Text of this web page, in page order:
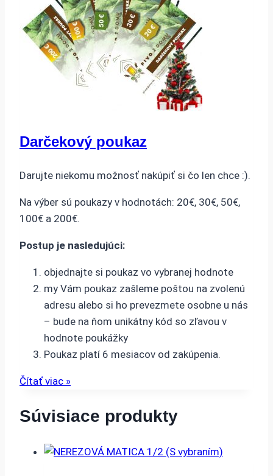
Darčekový poukaz
Darujte niekomu možnosť nakúpiť si čo len chce :).
Na výber sú poukazy v hodnotách: 20€, 30€, 50€,
100€ a 200€.
Postup je nasledujúci:
objednajte si poukaz vo vybranej hodnote
my Vám poukaz zašleme poštou na zvolenú
adresu alebo si ho prevezmete osobne u nás
– bude na ňom unikátny kód so zľavou v
hodnote poukážky
Poukaz platí 6 mesiacov od zakúpenia.
Čítať viac »
Súvisiace produkty